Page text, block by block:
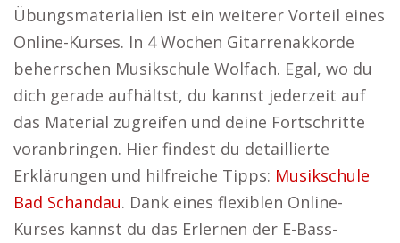
Übungsmaterialien ist ein weiterer Vorteil eines
Online-Kurses. In 4 Wochen Gitarrenakkorde
beherrschen Musikschule Wolfach. Egal, wo du
dich gerade aufhältst, du kannst jederzeit auf
das Material zugreifen und deine Fortschritte
voranbringen. Hier findest du detaillierte
Erklärungen und hilfreiche Tipps: Musikschule
Bad Schandau. Dank eines flexiblen Online-
Kurses kannst du das Erlernen der E-Bass-